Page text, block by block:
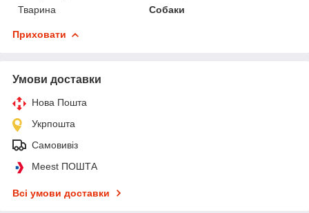
Тварина
Собаки
Приховати
Умови доставки
Нова Пошта
Укрпошта
Самовивіз
Meest ПОШТА
Всі умови доставки